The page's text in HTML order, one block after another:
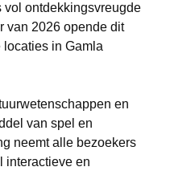
vol ontdekkingsvreugde
van 2026 opende dit
in Gamla
en
van spel en
neemt alle bezoekers
interactieve en